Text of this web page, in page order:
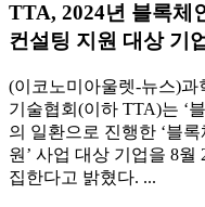
TTA, 2024년 블록체
컨설팅 지원 대상 기
(이코노미아울렛-뉴스)
기술협회(이하 TTA)는 ‘
의 일환으로 진행한 ‘블
원’ 사업 대상 기업을 8월
집한다고 밝혔다. ...